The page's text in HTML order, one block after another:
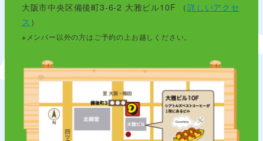
大阪市中央区備後町3-6-2 大雅ビル10F （詳しいアクセ
ス ）
※メンバー以外の方はご予約の上お越しください。